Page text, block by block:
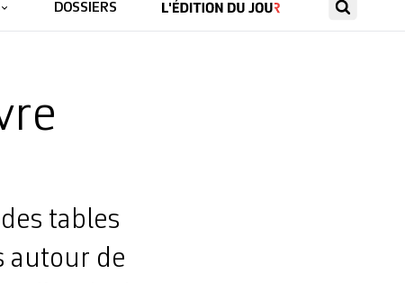
DOSSIERS
tables
autour de